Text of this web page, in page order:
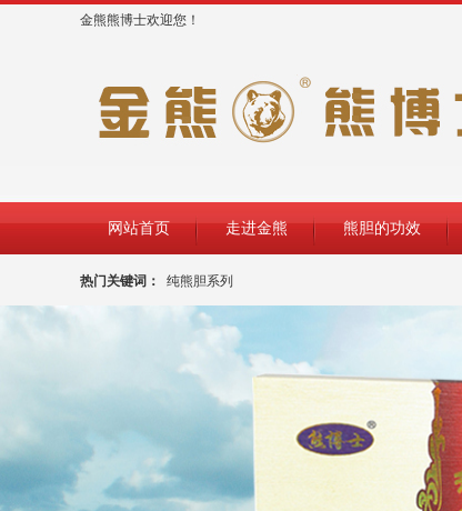
金熊熊博士欢迎您！
网站首页 走进金熊 熊胆的功效
热门关键词： 纯熊胆系列